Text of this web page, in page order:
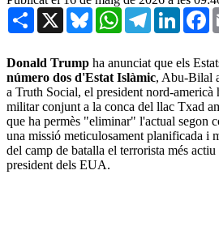
Share X BlueskyWhatsAppTelegram
Donald Trump ha anunciat que els
número dos d'Estat Islàmic, Abu-Bilal
a Truth Social, el president nord-americà
militar conjunt a la conca del llac Txad
que ha permès "eliminar" l'actual segon
una missió meticulosament planificada i
del camp de batalla el terrorista més
president dels EUA.